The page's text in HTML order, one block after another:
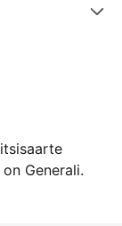
Generali.